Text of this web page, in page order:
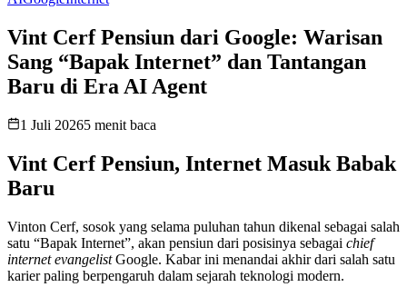
Vint Cerf Pensiun dari Google: Warisan
Sang “Bapak Internet” dan Tantangan
Baru di Era AI Agent
1 Juli 20265 menit baca
Vint Cerf Pensiun, Internet Masuk Babak
Baru
Vinton Cerf, sosok yang selama puluhan tahun dikenal sebagai salah
satu “Bapak Internet”, akan pensiun dari posisinya sebagai chief
internet evangelistGoogle. Kabar ini menandai akhir dari salah satu
karier paling berpengaruh dalam sejarah teknologi modern.